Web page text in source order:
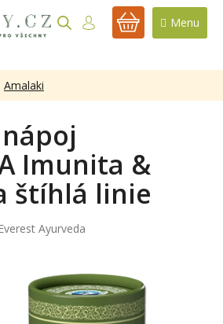
NÁKUPNÍ
Amalaki
Imunita &
štíhlá linie
Ayurveda